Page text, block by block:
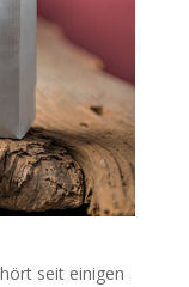
seit einigen